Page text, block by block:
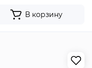
В корзину